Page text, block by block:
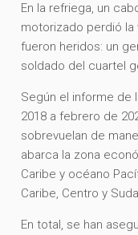
En la refriega, un
motorizado perdió
fueron heridos: un
soldado del cuartel
Según el informe de
2018 a febrero de
sobrevuelan de
abarca la zona
Caribe y océano
Caribe, Centro y
En total, se han